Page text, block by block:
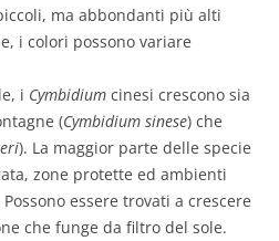
ma abbondanti più alti
i colori possono variare
i Cymbidium cinesi crescono sia
(Cymbidium sinese) che
). La maggior parte delle specie
zone protette ed ambienti
essere trovati a crescere
che funge da filtro del sole.